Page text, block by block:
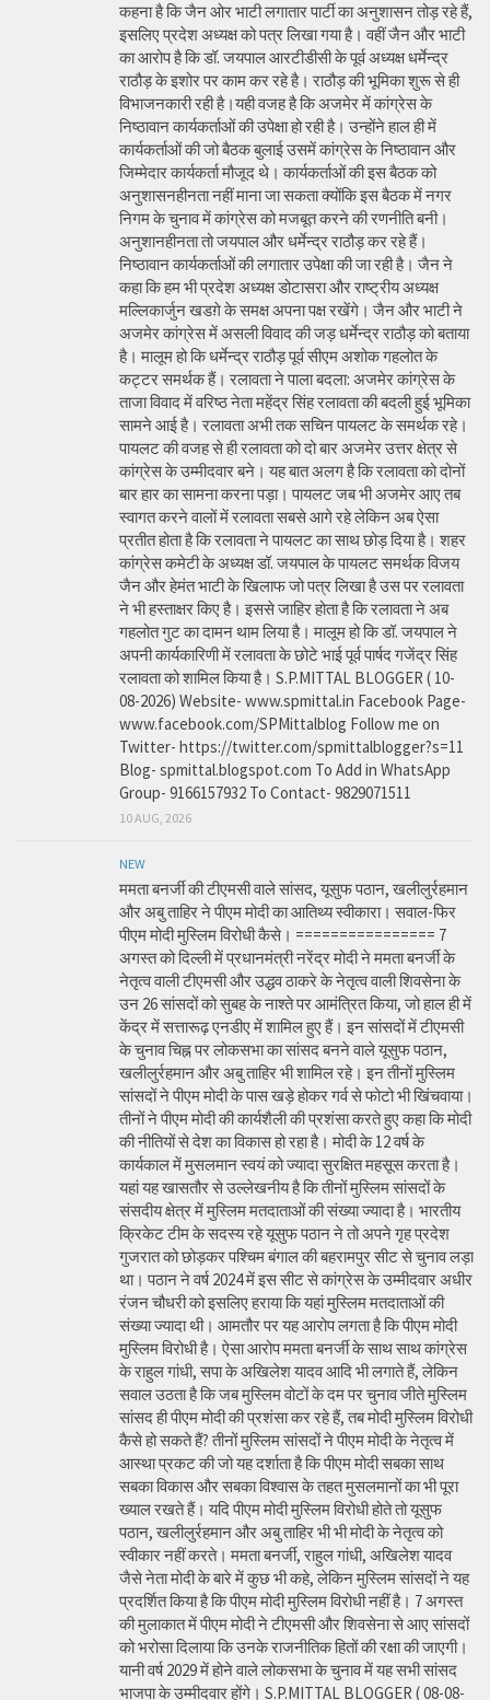
कहना है कि जैन ओर भाटी लगातार पार्टी का अनुशासन तोड़ रहे हैं,
इसलिए प्रदेश अध्यक्ष को पत्र लिखा गया है। वहीं जैन और भाटी
का आरोप है कि डॉ. जयपाल आरटीडीसी के पूर्व अध्यक्ष धर्मेन्द्र
राठौड़ के इशोर पर काम कर रहे है। राठौड़ की भूमिका शुरू से ही
विभाजनकारी रही है।यही वजह है कि अजमेर में कांग्रेस के
निष्ठावान कार्यकर्ताओं की उपेक्षा हो रही है। उन्होंने हाल ही में
कार्यकर्ताओं की जो बैठक बुलाई उसमें कांग्रेस के निष्ठावान और
जिम्मेदार कार्यकर्ता मौजूद थे। कार्यकर्ताओं की इस बैठक को
अनुशासनहीनता नहीं माना जा सकता क्योंकि इस बैठक में नगर
निगम के चुनाव में कांग्रेस को मजबूत करने की रणनीति बनी।
अनुशानहीनता तो जयपाल और धर्मेन्द्र राठौड़ कर रहे हैं।
निष्ठावान कार्यकर्ताओं की लगातार उपेक्षा की जा रही है। जैन ने
कहा कि हम भी प्रदेश अध्यक्ष डोटासरा और राष्ट्रीय अध्यक्ष
मल्लिकार्जुन खडग़े के समक्ष अपना पक्ष रखेंगे। जैन और भाटी ने
अजमेर कांग्रेस में असली विवाद की जड़ धर्मेन्द्र राठौड़ को बताया
है। मालूम हो कि धर्मेन्द्र राठौड़ पूर्व सीएम अशोक गहलोत के
कट्टर समर्थक हैं। रलावता ने पाला बदला: अजमेर कांग्रेस के
ताजा विवाद में वरिष्ठ नेता महेंद्र सिंह रलावता की बदली हुई भूमिका
सामने आई है। रलावता अभी तक सचिन पायलट के समर्थक रहे।
पायलट की वजह से ही रलावता को दो बार अजमेर उत्तर क्षेत्र से
कांग्रेस के उम्मीदवार बने। यह बात अलग है कि रलावता को दोनों
बार हार का सामना करना पड़ा। पायलट जब भी अजमेर आए तब
स्वागत करने वालों में रलावता सबसे आगे रहे लेकिन अब ऐसा
प्रतीत होता है कि रलावता ने पायलट का साथ छोड़ दिया है। शहर
कांग्रेस कमेटी के अध्यक्ष डॉ. जयपाल के पायलट समर्थक विजय
जैन और हेमंत भाटी के खिलाफ जो पत्र लिखा है उस पर रलावता
ने भी हस्ताक्षर किए है। इससे जाहिर होता है कि रलावता ने अब
गहलोत गुट का दामन थाम लिया है। मालूम हो कि डॉ. जयपाल ने
अपनी कार्यकारिणी में रलावता के छोटे भाई पूर्व पार्षद गजेंद्र सिंह
रलावता को शामिल किया है। S.P.MITTAL BLOGGER ( 10-
08-2026) Website- www.spmittal.in Facebook Page-
www.facebook.com/SPMittalblog Follow me on
Twitter- https://twitter.com/spmittalblogger?s=11
Blog- spmittal.blogspot.com To Add in WhatsApp
Group- 9166157932 To Contact- 9829071511
10 AUG, 2026
NEW
ममता बनर्जी की टीएमसी वाले सांसद, यूसुफ पठान, खलीलुर्रहमान
और अबु ताहिर ने पीएम मोदी का आतिथ्य स्वीकारा। सवाल-फिर
पीएम मोदी मुस्लिम विरोधी कैसे। ================ 7
अगस्त को दिल्ली में प्रधानमंत्री नरेंद्र मोदी ने ममता बनर्जी के
नेतृत्व वाली टीएमसी और उद्धव ठाकरे के नेतृत्व वाली शिवसेना के
उन 26 सांसदों को सुबह के नाश्ते पर आमंत्रित किया, जो हाल ही में
केंद्र में सत्तारूढ़ एनडीए में शामिल हुए हैं। इन सांसदों में टीएमसी
के चुनाव चिह्न पर लोकसभा का सांसद बनने वाले यूसुफ पठान,
खलीलुर्रहमान और अबु ताहिर भी शामिल रहे। इन तीनों मुस्लिम
सांसदों ने पीएम मोदी के पास खड़े होकर गर्व से फोटो भी खिंचवाया।
तीनों ने पीएम मोदी की कार्यशैली की प्रशंसा करते हुए कहा कि मोदी
की नीतियों से देश का विकास हो रहा है। मोदी के 12 वर्ष के
कार्यकाल में मुसलमान स्वयं को ज्यादा सुरक्षित महसूस करता है।
यहां यह खासतौर से उल्लेखनीय है कि तीनों मुस्लिम सांसदों के
संसदीय क्षेत्र में मुस्लिम मतदाताओं की संख्या ज्यादा है। भारतीय
क्रिकेट टीम के सदस्य रहे यूसुफ पठान ने तो अपने गृह प्रदेश
गुजरात को छोड़कर पश्चिम बंगाल की बहरामपुर सीट से चुनाव लड़ा
था। पठान ने वर्ष 2024 में इस सीट से कांग्रेस के उम्मीदवार अधीर
रंजन चौधरी को इसलिए हराया कि यहां मुस्लिम मतदाताओं की
संख्या ज्यादा थी। आमतौर पर यह आरोप लगता है कि पीएम मोदी
मुस्लिम विरोधी है। ऐसा आरोप ममता बनर्जी के साथ साथ कांग्रेस
के राहुल गांधी, सपा के अखिलेश यादव आदि भी लगाते हैं, लेकिन
सवाल उठता है कि जब मुस्लिम वोटों के दम पर चुनाव जीते मुस्लिम
सांसद ही पीएम मोदी की प्रशंसा कर रहे हैं, तब मोदी मुस्लिम विरोधी
कैसे हो सकते हैं? तीनों मुस्लिम सांसदों ने पीएम मोदी के नेतृत्व में
आस्था प्रकट की जो यह दर्शाता है कि पीएम मोदी सबका साथ
सबका विकास और सबका विश्वास के तहत मुसलमानों का भी पूरा
ख्याल रखते हैं। यदि पीएम मोदी मुस्लिम विरोधी होते तो यूसुफ
पठान, खलीलुर्रहमान और अबु ताहिर भी भी मोदी के नेतृत्व को
स्वीकार नहीं करते। ममता बनर्जी, राहुल गांधी, अखिलेश यादव
जैसे नेता मोदी के बारे में कुछ भी कहे, लेकिन मुस्लिम सांसदों ने यह
प्रदर्शित किया है कि पीएम मोदी मुस्लिम विरोधी नहीं है। 7 अगस्त
की मुलाकात में पीएम मोदी ने टीएमसी और शिवसेना से आए सांसदों
को भरोसा दिलाया कि उनके राजनीतिक हितों की रक्षा की जाएगी।
यानी वर्ष 2029 में होने वाले लोकसभा के चुनाव में यह सभी सांसद
भाजपा के उम्मीदवार होंगे। S.P.MITTAL BLOGGER ( 08-08-